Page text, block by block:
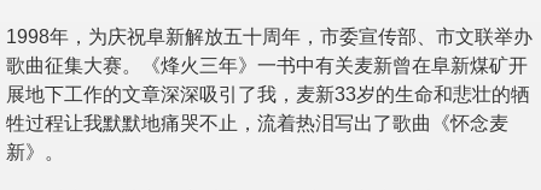
1998年，为庆祝阜新解放五十周年，市委宣传部、市文联举办
歌曲征集大赛。《烽火三年》一书中有关麦新曾在阜新煤矿开
展地下工作的文章深深吸引了我，麦新33岁的生命和悲壮的牺
牲过程让我默默地痛哭不止，流着热泪写出了歌曲《怀念麦
新》。